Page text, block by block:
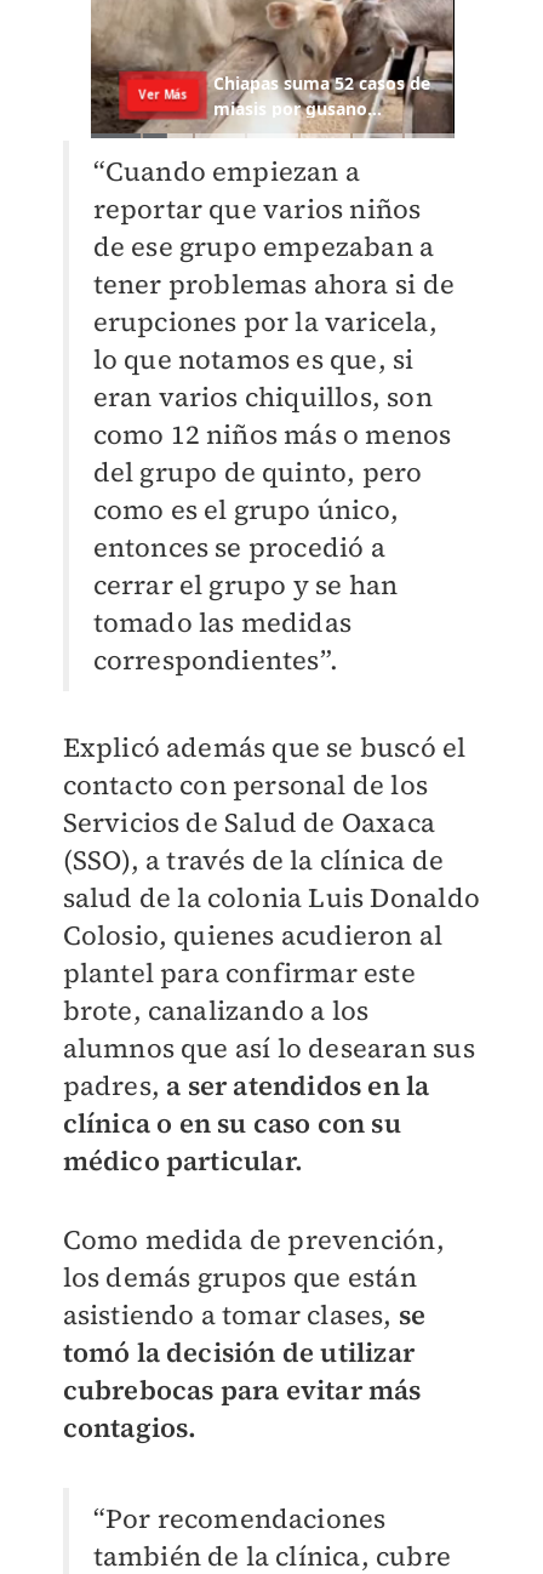
“Cuando empiezan a
reportar que varios niños
de ese grupo empezaban a
tener problemas ahora si de
erupciones por la varicela,
lo que notamos es que, si
eran varios chiquillos, son
como 12 niños más o menos
del grupo de quinto, pero
como es el grupo único,
entonces se procedió a
cerrar el grupo y se han
tomado las medidas
correspondientes”.
Explicó además que se buscó el
contacto con personal de los
Servicios de Salud de Oaxaca
(SSO), a través de la clínica de
salud de la colonia Luis Donaldo
Colosio, quienes acudieron al
plantel para confirmar este
brote, canalizando a los
alumnos que así lo desearan sus
padres, a ser atendidos en la
clínica o en su caso con su
médico particular.
Como medida de prevención,
los demás grupos que están
asistiendo a tomar clases, se
tomó la decisión de utilizar
cubrebocas para evitar más
contagios.
“Por recomendaciones
también de la clínica, cubre